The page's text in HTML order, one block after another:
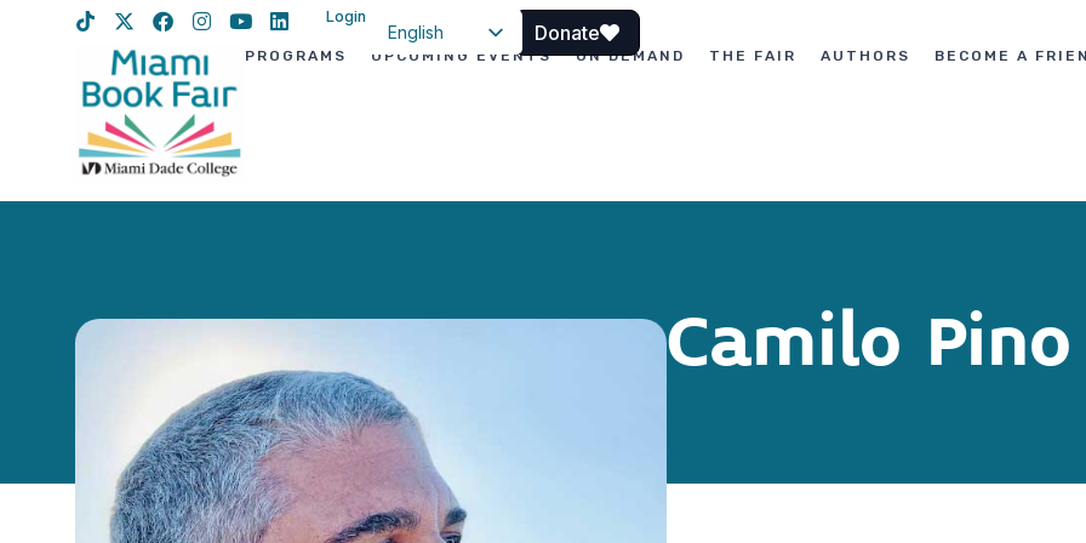
Login
English
Donate
PROGRAMS UPCOMING EVENTS ON DEMAND THE FAIR AUTHORS BECOME A
Camilo Pino